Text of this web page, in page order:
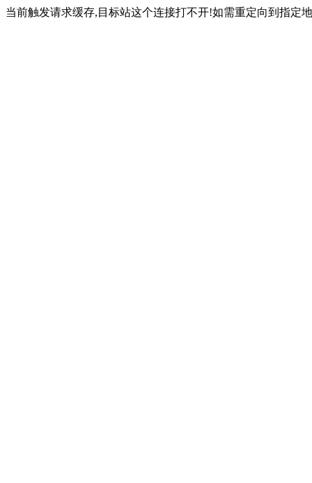
当前触发请求缓存,目标站这个连接打不开!如需重定向到指定